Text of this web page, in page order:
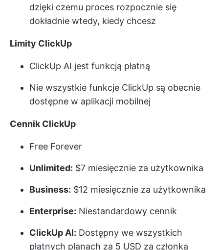
dzięki czemu proces rozpocznie się
dokładnie wtedy, kiedy chcesz
Limity ClickUp
ClickUp AI jest funkcją płatną
Nie wszystkie funkcje ClickUp są obecnie
dostępne w aplikacji mobilnej
Cennik ClickUp
Free Forever
Unlimited: $7 miesięcznie za użytkownika
Business: $12 miesięcznie za użytkownika
Enterprise: Niestandardowy cennik
ClickUp AI: Dostępny we wszystkich
płatnych planach za 5 USD za członka